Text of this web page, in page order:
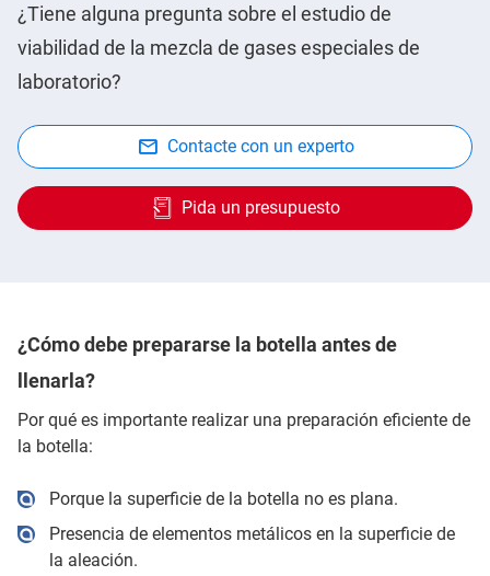
¿Tiene alguna pregunta sobre el estudio de
viabilidad de la mezcla de gases especiales de
laboratorio?
Contacte con un experto
Pida un presupuesto
¿Cómo debe prepararse la botella antes de
llenarla?
Por qué es importante realizar una preparación eficiente de
la botella:
Porque la superficie de la botella no es plana.
Presencia de elementos metálicos en la superficie de
la aleación.